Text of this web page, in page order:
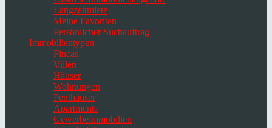
Langzeitmiete
Meine Favoriten
Persönlicher Suchauftrag
Immobilientypen
Fincas
Villen
Häuser
Wohnungen
Penthäuser
Apartments
Gewerbeimmobilien